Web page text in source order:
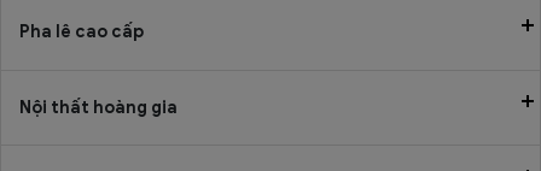
Pha lê cao cấp
Nội thất hoàng gia